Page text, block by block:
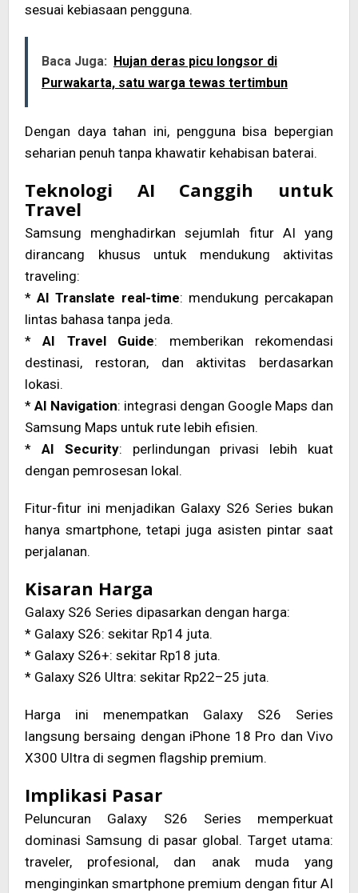
sesuai kebiasaan pengguna.
Baca Juga: Hujan deras picu longsor di
Purwakarta, satu warga tewas tertimbun
Dengan daya tahan ini, pengguna bisa bepergian
seharian penuh tanpa khawatir kehabisan baterai.
Teknologi AI Canggih untuk
Travel
Samsung menghadirkan sejumlah fitur AI yang
dirancang khusus untuk mendukung aktivitas
traveling:
*AI Translate real-time: mendukung percakapan
lintas bahasa tanpa jeda.
*AI Travel Guide: memberikan rekomendasi
destinasi, restoran, dan aktivitas berdasarkan
lokasi.
* AI Navigation: integrasi dengan Google Maps dan
Samsung Maps untuk rute lebih efisien.
* AI Security: perlindungan privasi lebih kuat
dengan pemrosesan lokal.
Fitur-fitur ini menjadikan Galaxy S26 Series bukan
hanya smartphone, tetapi juga asisten pintar saat
perjalanan.
Kisaran Harga
Galaxy S26 Series dipasarkan dengan harga:
* Galaxy S26: sekitar Rp14 juta.
* Galaxy S26+: sekitar Rp18 juta.
* Galaxy S26 Ultra: sekitar Rp22–25 juta.
Harga ini menempatkan Galaxy S26 Series
langsung bersaing dengan iPhone 18 Pro dan Vivo
X300 Ultra di segmen flagship premium.
Implikasi Pasar
Peluncuran Galaxy S26 Series memperkuat
dominasi Samsung di pasar global. Target utama:
traveler, profesional, dan anak muda yang
menginginkan smartphone premium dengan fitur AI